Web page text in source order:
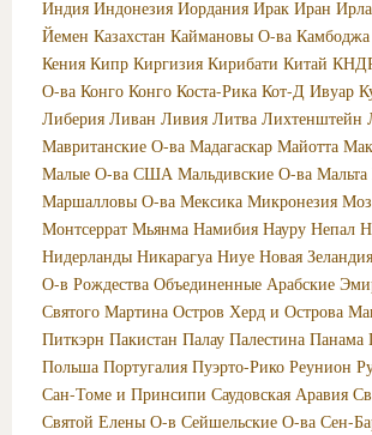
Индия Индонезия Иордания Ирак Иран
Йемен Казахстан Каймановы О-ва Камбоджа
Кения Кипр Киргизия Кирибати Китай
О-ва Конго Конго Коста-Рика Кот-Д Ивуар
Либерия Ливан Ливия Литва Лихтенштейн
Мавританские О-ва Мадагаскар Майотта
Малые О-ва США Мальдивские О-ва Мальта
Маршалловы О-ва Мексика Микронезия
Монтсеррат Мьянма Намибия Науру Непал
Нидерланды Никарагуа Ниуе Новая Зеландия
О-в Рождества Объединенные Арабские
Святого Мартина Остров Херд и Острова
Питкэрн Пакистан Палау Палестина Панама
Польша Португалия Пуэрто-Рико Реунион
Сан-Томе и Принсипи Саудовская Аравия
Святой Елены О-в Сейшельские О-ва Сен-